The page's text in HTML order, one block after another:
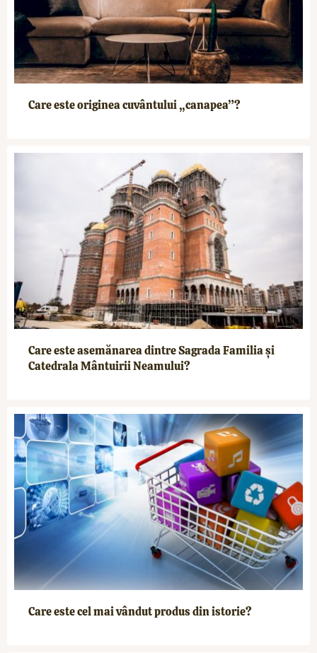
Care este originea cuvântului „canapea”?
Care este asemănarea dintre Sagrada Familia și
Catedrala Mântuirii Neamului?
Care este cel mai vândut produs din istorie?